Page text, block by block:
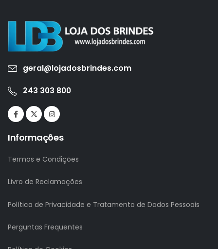
geral@lojadosbrindes.com
243 303 800
Informações
Termos e Condições
Livro de Reclamações
Política de Privacidade e Tratamento de Dados Pessoais
Perguntas Frequentes